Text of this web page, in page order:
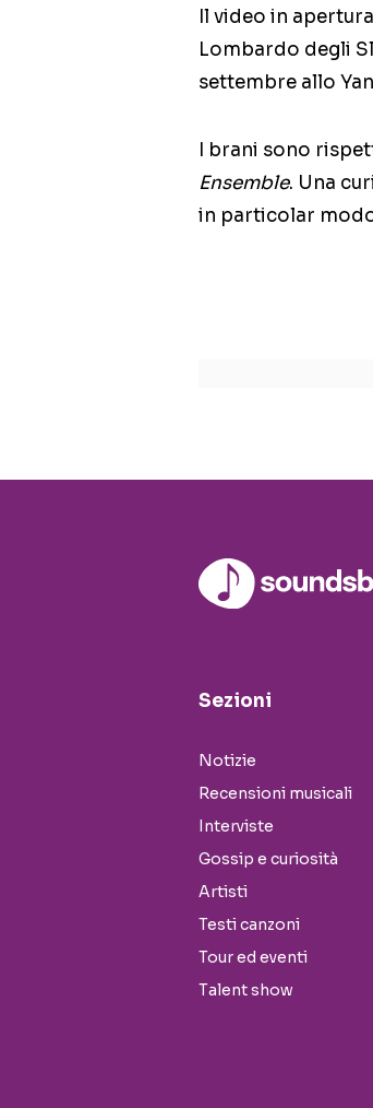
Il video in
Lombardo degli
settembre allo
I brani sono
Ensemble. Una
in particolar
Sezioni
Notizie
Recensioni musicali
Interviste
Gossip e curiosità
Artisti
Testi canzoni
Tour ed eventi
Talent show